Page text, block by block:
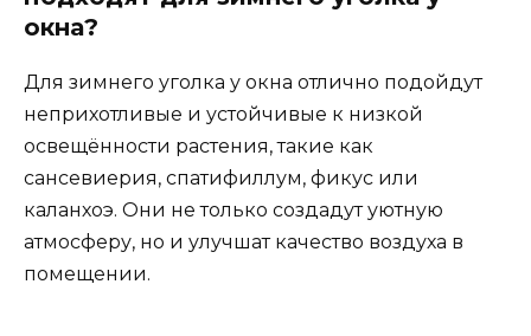
окна?
Для зимнего уголка у окна отлично подойдут
неприхотливые и устойчивые к низкой
освещённости растения, такие как
сансевиерия, спатифиллум, фикус или
каланхоэ. Они не только создадут уютную
атмосферу, но и улучшат качество воздуха в
помещении.